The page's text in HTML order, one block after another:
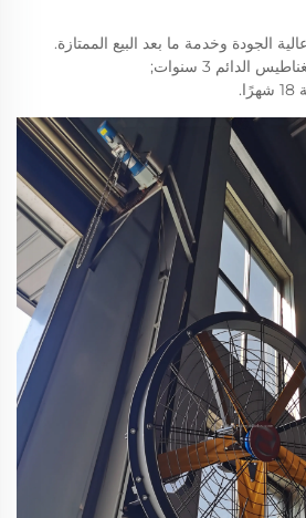
الجودة وخدمة ما بعد البيع الممتازة.
الدائم 3 سنوات;